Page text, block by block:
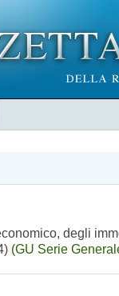
degli
(GU Serie